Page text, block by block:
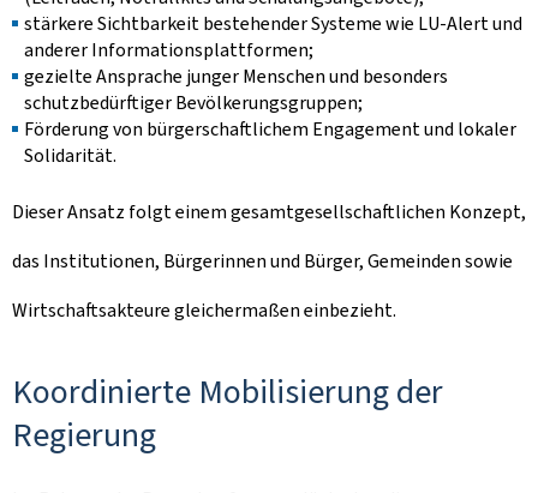
stärkere Sichtbarkeit bestehender Systeme wie LU-Alert und
anderer Informationsplattformen;
gezielte Ansprache junger Menschen und besonders
schutzbedürftiger Bevölkerungsgruppen;
Förderung von bürgerschaftlichem Engagement und lokaler
Solidarität.
Dieser Ansatz folgt einem gesamtgesellschaftlichen Konzept,
das Institutionen, Bürgerinnen und Bürger, Gemeinden sowie
Wirtschaftsakteure gleichermaßen einbezieht.
Koordinierte Mobilisierung der
Regierung